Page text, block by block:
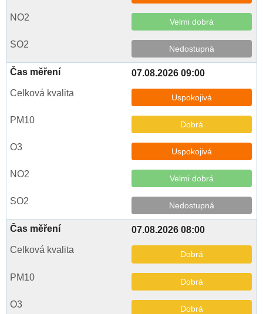
Velmi dobrá
Nedostupná
07.08.2026 09:00
Uspokojivá
Dobrá
Uspokojivá
Velmi dobrá
Nedostupná
07.08.2026 08:00
Dobrá
Dobrá
Dobrá